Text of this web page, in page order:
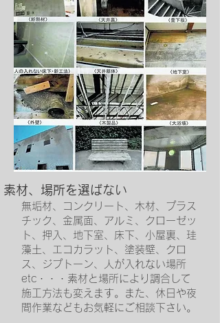
​素材、場所を選ばない
無垢材、コンクリート、木材、プラス
チック、金属面、アルミ、クローゼッ
ト、押入、地下室、床下、小屋裏、珪
藻土、エコカラット、塗装壁、クロ
ス、ジプトーン、人が入れない場所
etc・・・素材と場所により調合して
施工方法も変えます。また、休日や夜
間作業などもお気軽にご相談下さい。